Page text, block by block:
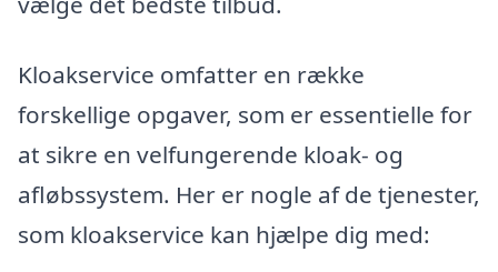
Kloakservice omfatter en række
forskellige opgaver, som er essentielle for
at sikre en velfungerende kloak- og
afløbssystem. Her er nogle af de tjenester,
som kloakservice kan hjælpe dig med: